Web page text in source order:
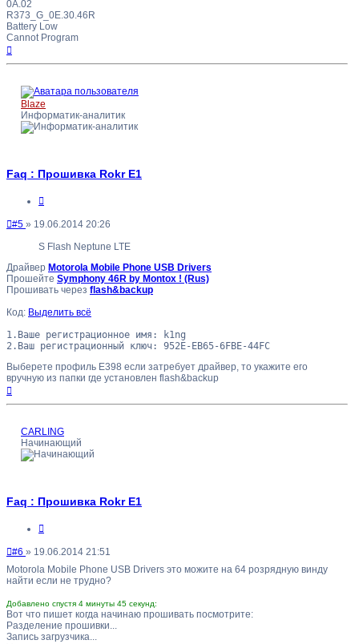
0A.02
R373_G_0E.30.46R
Battery Low
Cannot Program
к
Blaze
Информатик-аналитик
Faq : Прошивка Rokr E1
Непрочитанное
#5 » 19.06.2014 20:26
S Flash Neptune LTE
Драйвер Motorola Mobile Phone USB Drivers
Прошейте Symphony 46R by Montox ! (Rus)
Прошивать через flash&backup
Код: Выделить всё
1.Ваше регистрационное имя: k1ng
2.Ваш регистрационный ключ: 952E-EB65-6FBE-44FC
Выберете профиль E398 если затребует драйвер, то укажите его
вручную из папки где установлен flash&backup
к
CARLING
Начинающий
Faq : Прошивка Rokr E1
Непрочитанное
сообщение
#6 » 19.06.2014 21:51
Motorola Mobile Phone USB Drivers это можите на 64 розрядную винду
найти если не трудно?
Добавлено спустя 4 минуты 45 секунд:
Вот что пишет когда начинаю прошивать посмотрите:
Разделение прошивки...
Запись загрузчика...